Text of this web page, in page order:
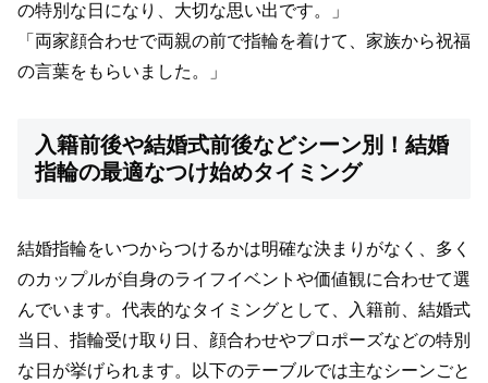
の特別な日になり、大切な思い出です。」
「両家顔合わせで両親の前で指輪を着けて、家族から祝福
の言葉をもらいました。」
入籍前後や結婚式前後などシーン別！結婚
指輪の最適なつけ始めタイミング
結婚指輪をいつからつけるかは明確な決まりがなく、多く
のカップルが自身のライフイベントや価値観に合わせて選
んでいます。代表的なタイミングとして、入籍前、結婚式
当日、指輪受け取り日、顔合わせやプロポーズなどの特別
な日が挙げられます。以下のテーブルでは主なシーンごと